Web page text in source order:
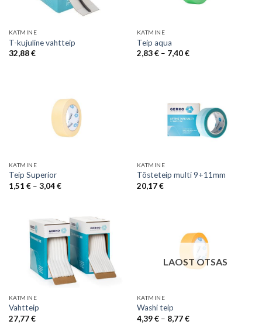
KATMINE
T-kujuline vahtteip
32,88€
KATMINE
Teip aqua
2,83€ – 7,40€Price
KATMINE
Teip Superior
1,51 € – 3,04€Price
3,04 €
KATMINE
Tõsteteip multi 9+11mm
20,17€
KATMINE
Vahtteip
27,77€
LAOST OTSAS
KATMINE
Washi teip
4,39€ – 8,77€Price